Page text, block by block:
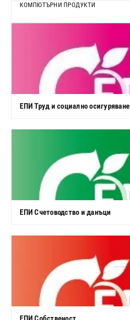
КОМПЮТЪРНИ ПРОДУКТИ
ЕПИ Труд и социално осигуряване
ЕПИ Счетоводство и данъци